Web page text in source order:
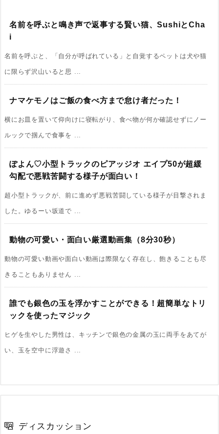
名前を呼ぶと鳴き声で返事する賢い猫、SushiとCha
i
名前を呼ぶと、「自分が呼ばれている」と自覚するペットは犬や猫
に限らず沢山いると思 ...
ナマケモノはご飯の食べ方まで怠け者だった！
横にお皿を置いて仰向けに寝転がり、食べ物が何か確認せずにノー
ルックで掴んで食事を ...
ぽよん♡小型トラックのピアッジオ エイプ50が超緩
勾配で悪戦苦闘する様子が面白い！
超小型トラックが、前に進めず悪戦苦闘している様子が目撃されま
した。ゆるーい坂道で ...
動物の可愛い・面白い厳選動画集（8分30秒）
動物の可愛い動画や面白い動画は際限なく存在し、飽きることも尽
きることもありません ...
誰でも銀色の玉を浮かすことができる！超簡単なトリ
ックを使ったマジック
ヒゲを生やした男性は、キッチンで銀色の金属の玉に両手をあてが
い、玉を空中に浮遊さ ...
ディスカッション